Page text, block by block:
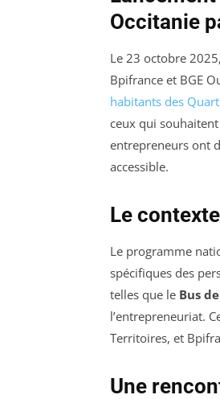
Occitanie
Le 23 octobre
Bpifrance et BGE
habitants des
ceux qui
entrepreneurs ont
accessible.
Le
Le programme
spécifiques des
telles que le Bus
l’entrepreneuriat.
Territoires, et
Une